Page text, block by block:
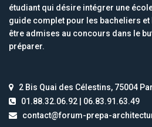
étudiant qui désire intégrer une école
guide complet pour les bacheliers
être admises au concours dans le
préparer.
2 Bis Quai des Célestins, 75004
01.88.32.06.92 | 06.83.91.63.49
contact@forum-prepa-